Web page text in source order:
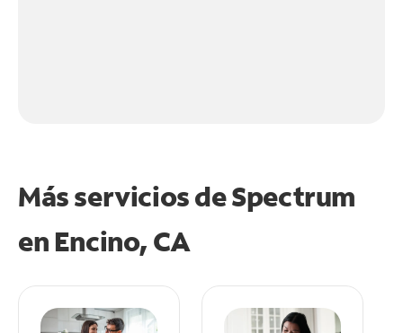
Más servicios de Spectrum
en Encino, CA